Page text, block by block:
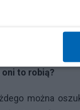
ludzi, którzy
oni mogą stać
momencie życia
przede
oni to robią?
można